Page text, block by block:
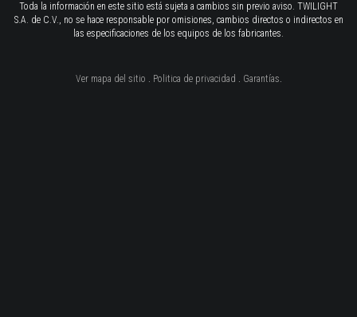
Toda la información en este sitio está sujeta a cambios sin previo aviso. TWILIGHT
S.A. de C.V., no se hace responsable por omisiones, cambios directos o indirectos en
las especificaciones de los equipos de los fabricantes.
Ver mapa del sitio . Politica de privacidad . Garantías.